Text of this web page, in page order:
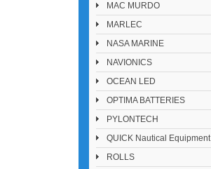
MAC MURDO
MARLEC
NASA MARINE
NAVIONICS
OCEAN LED
OPTIMA BATTERIES
PYLONTECH
QUICK Nautical Equipment
ROLLS